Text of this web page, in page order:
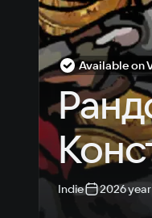
Available on
Indie 2026 year